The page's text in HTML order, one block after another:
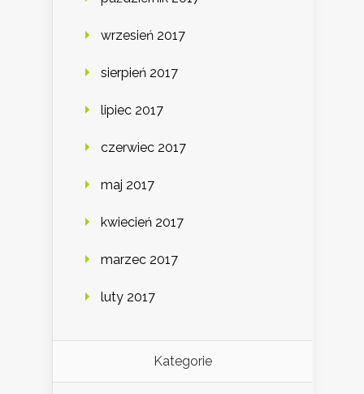
wrzesień 2017
sierpień 2017
lipiec 2017
czerwiec 2017
maj 2017
kwiecień 2017
marzec 2017
luty 2017
Kategorie